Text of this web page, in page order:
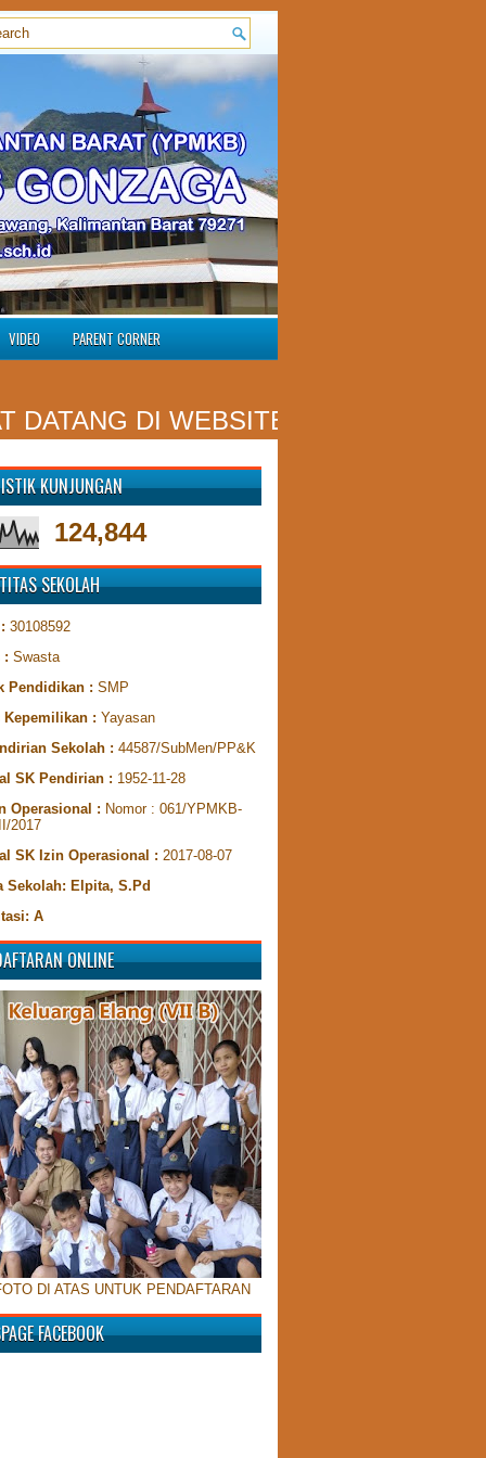
VIDEO PARENT CORNER
DI WEBSITE RESMI SMP ST.
KUNJUNGAN
124,844
SEKOLAH
30108592
: Swasta
Pendidikan : SMP
Kepemilikan : Yayasan
Sekolah : 44587/SubMen/PP&K
SK Pendirian : 1952-11-28
Operasional : Nomor : 061/YPMKB-
2017
SK Izin Operasional : 2017-08-07
Sekolah: Elpita, S.Pd
A
ONLINE
DI ATAS UNTUK PENDAFTARAN
FACEBOOK